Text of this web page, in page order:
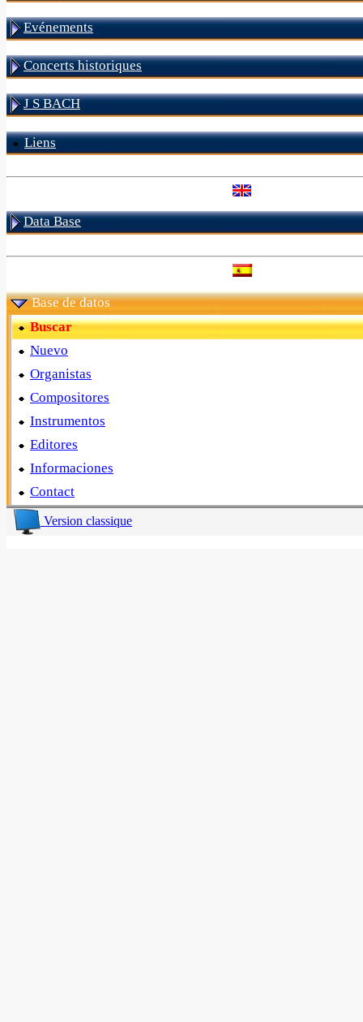
Evénements
Concerts historiques
J S BACH
Liens
Data Base
Base de datos
Buscar
Nuevo
Organistas
Compositores
Instrumentos
Editores
Informaciones
Contact
Version classique